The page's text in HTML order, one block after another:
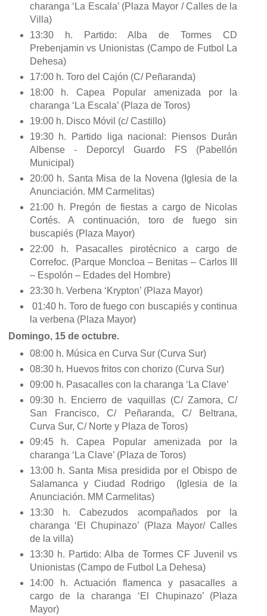
charanga ‘La Escala’ (Plaza Mayor / Calles de la
Villa)
13:30 h. Partido: Alba de Tormes CD
Prebenjamin vs Unionistas (Campo de Futbol La
Dehesa)
17:00 h. Toro del Cajón (C/ Peñaranda)
18:00 h. Capea Popular amenizada por la
charanga ‘La Escala’ (Plaza de Toros)
19:00 h. Disco Móvil (c/ Castillo)
19:30 h. Partido liga nacional: Piensos Durán
Albense - Deporcyl Guardo FS (Pabellón
Municipal)
20:00 h. Santa Misa de la Novena (Iglesia de la
Anunciación. MM Carmelitas)
21:00 h. Pregón de fiestas a cargo de Nicolas
Cortés. A continuación, toro de fuego sin
buscapiés (Plaza Mayor)
22:00 h. Pasacalles pirotécnico a cargo de
Correfoc. (Parque Moncloa – Benitas – Carlos III
– Espolón – Edades del Hombre)
23:30 h. Verbena ‘Krypton’ (Plaza Mayor)
01:40 h. Toro de fuego con buscapiés y continua
la verbena (Plaza Mayor)
Domingo, 15 de octubre.
08:00 h. Música en Curva Sur (Curva Sur)
08:30 h. Huevos fritos con chorizo (Curva Sur)
09:00 h. Pasacalles con la charanga ‘La Clave’
09:30 h. Encierro de vaquillas (C/ Zamora, C/
San Francisco, C/ Peñaranda, C/ Beltrana,
Curva Sur, C/ Norte y Plaza de Toros)
09:45 h. Capea Popular amenizada por la
charanga ‘La Clave’ (Plaza de Toros)
13:00 h. Santa Misa presidida por el Obispo de
Salamanca y Ciudad Rodrigo (Iglesia de la
Anunciación. MM Carmelitas)
13:30 h. Cabezudos acompañados por la
charanga ‘El Chupinazo’ (Plaza Mayor/ Calles
de la villa)
13:30 h. Partido: Alba de Tormes CF Juvenil vs
Unionistas (Campo de Futbol La Dehesa)
14:00 h. Actuación flamenca y pasacalles a
cargo de la charanga ‘El Chupinazo’ (Plaza
Mayor)